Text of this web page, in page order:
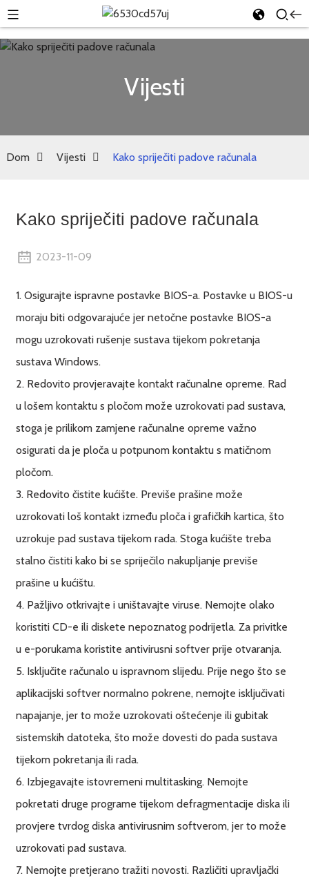
Vijesti
Dom Vijesti Kako spriječiti padove računala
Kako spriječiti padove računala
2023-11-09
1. Osigurajte ispravne postavke BIOS-a. Postavke u BIOS-u
moraju biti odgovarajuće jer netočne postavke BIOS-a
mogu uzrokovati rušenje sustava tijekom pokretanja
sustava Windows.
2. Redovito provjeravajte kontakt računalne opreme. Rad
u lošem kontaktu s pločom može uzrokovati pad sustava,
stoga je prilikom zamjene računalne opreme važno
osigurati da je ploča u potpunom kontaktu s matičnom
pločom.
3. Redovito čistite kućište. Previše prašine može
uzrokovati loš kontakt između ploča i grafičkih kartica, što
uzrokuje pad sustava tijekom rada. Stoga kućište treba
stalno čistiti kako bi se spriječilo nakupljanje previše
prašine u kućištu.
4. Pažljivo otkrivajte i uništavajte viruse. Nemojte olako
koristiti CD-e ili diskete nepoznatog podrijetla. Za privitke
u e-porukama koristite antivirusni softver prije otvaranja.
5. Isključite računalo u ispravnom slijedu. Prije nego što se
aplikacijski softver normalno pokrene, nemojte isključivati ​​
napajanje, jer to može uzrokovati oštećenje ili gubitak
sistemskih datoteka, što može dovesti do pada sustava
tijekom pokretanja ili rada.
6. Izbjegavajte istovremeni multitasking. Nemojte
pokretati druge programe tijekom defragmentacije diska ili
provjere tvrdog diska antivirusnim softverom, jer to može
uzrokovati pad sustava.
7. Nemojte pretjerano tražiti novosti. Različiti upravljački